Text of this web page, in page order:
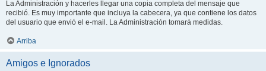
La Administración y hacerles llegar una copia completa del mensaje que
recibió. Es muy importante que incluya la cabecera, ya que contiene los datos
del usuario que envió el e-mail. La Administración tomará medidas.
Arriba
Amigos e Ignorados